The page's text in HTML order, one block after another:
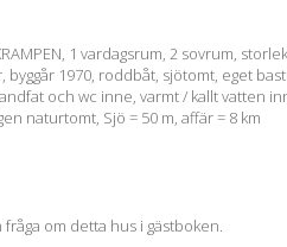
1 vardagsrum, 2 sovrum,
byggår 1970, roddbåt, sjötomt, eget
och wc inne, varmt / kallt vatten
naturtomt, Sjö = 50 m, affär = 8 km
om detta hus i gästboken.